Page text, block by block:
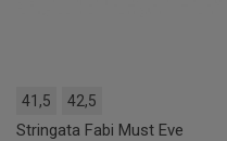
41,5 42,5
Stringata Fabi Must Eve